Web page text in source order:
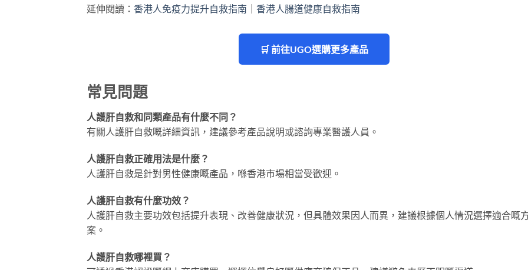
延伸閱讀： 香港人免疫力提升自救指南 香港人腸道健康自救指南
🛒 前往UGO選購更多產品
常見問題
人護肝自救和同類產品有什麼不同？
有關人護肝自救嘅詳細資訊，建議參考產品說明或諮詢專業醫護人員。
人護肝自救正確用法是什麼？
人護肝自救是針對男性健康嘅產品，喺香港市場相當受歡迎。
人護肝自救有什麼功效？
人護肝自救主要功效包括提升表現、改善健康狀況，但具體效果因人而異，建議根據個人情況選擇適合嘅
案。
人護肝自救哪裡買？